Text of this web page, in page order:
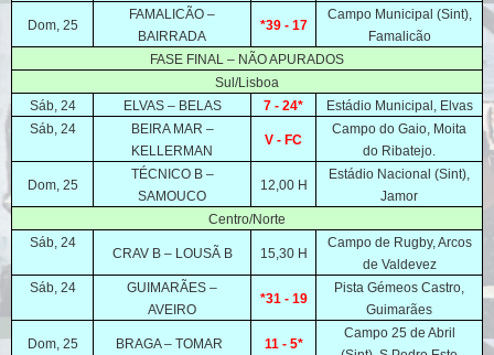
Dom, 25
FAMALICÃO –
BAIRRADA
*39 - 17
Campo Municipal (Sint),
Famalicão
FASE FINAL – NÃO APURADOS
Sul/Lisboa
Sáb, 24
ELVAS – BELAS 7 - 24*
Estádio Municipal, Elvas
Sáb, 24
BEIRA MAR –
KELLERMAN
V - FC
Campo do Gaio, Moita
do Ribatejo.
Dom, 25
TÉCNICO B –
SAMOUCO
12,00 H
Estádio Nacional (Sint),
Jamor
Centro/Norte
Sáb, 24
CRAV B – LOUSÃ B 15,30 H
Campo de Rugby, Arcos
de Valdevez
Sáb, 24
GUIMARÃES –
AVEIRO
*31 - 19
Pista Gémeos Castro,
Guimarães
Dom, 25 BRAGA – TOMAR 11 - 5*
Campo 25 de Abril